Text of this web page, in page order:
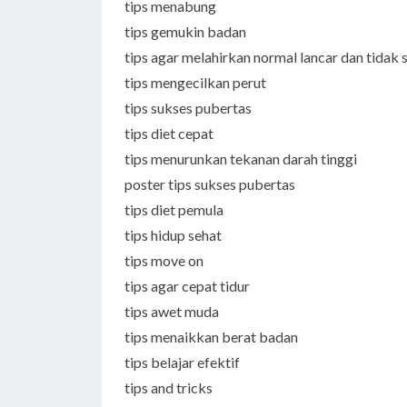
tips menabung
tips gemukin badan
tips agar melahirkan normal lancar dan tidak
tips mengecilkan perut
tips sukses pubertas
tips diet cepat
tips menurunkan tekanan darah tinggi
poster tips sukses pubertas
tips diet pemula
tips hidup sehat
tips move on
tips agar cepat tidur
tips awet muda
tips menaikkan berat badan
tips belajar efektif
tips and tricks